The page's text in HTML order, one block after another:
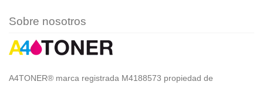
Sobre nosotros
A4TONER® marca registrada M4188573 propiedad de